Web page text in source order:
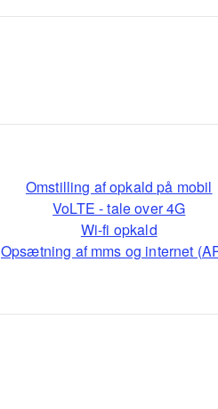
Omstilling af opkald på mobil
VoLTE - tale over 4G
Wi-fi opkald
Opsætning af mms og internet